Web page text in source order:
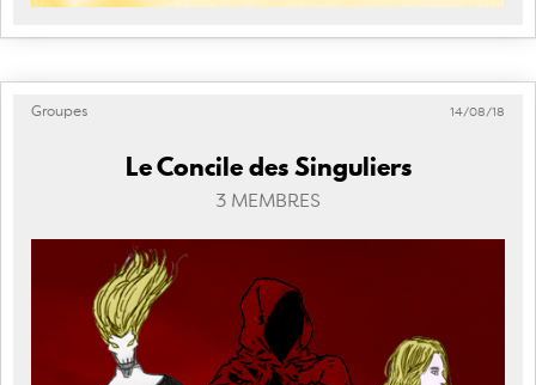
Groupes 14/08/18
Le Concile des Singuliers
3 MEMBRES